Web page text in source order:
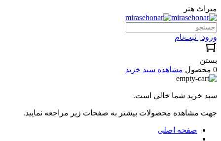
میراث هنر
ورود | ثبت‌نام
بستن
0 محصول
مشاهده سبد خرید
سبد خرید شما خالی است.
جهت مشاهده محصولات بیشتر به صفحات زیر مراجعه نمایید.
صفحه اصلی